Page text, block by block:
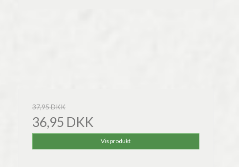
37,95 DKK
36,95 DKK
Vis produkt